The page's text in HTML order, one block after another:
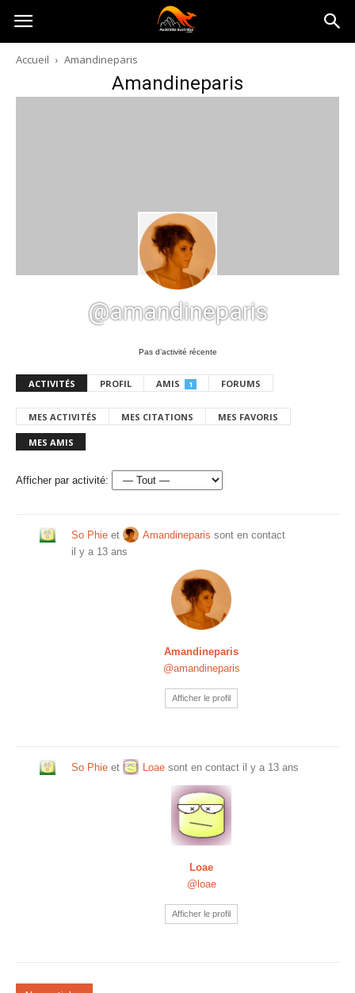
Australia-
australie.com
Accueil Amandineparis
Amandineparis
@amandineparis
Pas d’activité récente
ACTIVITÉS PROFIL AMIS 1 FORUMS
MES ACTIVITÉS MES CITATIONS MES FAVORIS
MES AMIS
Afficher par activité:
So Phie et Amandineparis sont en contact
il y a 13 ans
Amandineparis
@amandineparis
Afficher le profil
So Phie et Loae sont en contact il y a 13 ans
Loae
@loae
Afficher le profil